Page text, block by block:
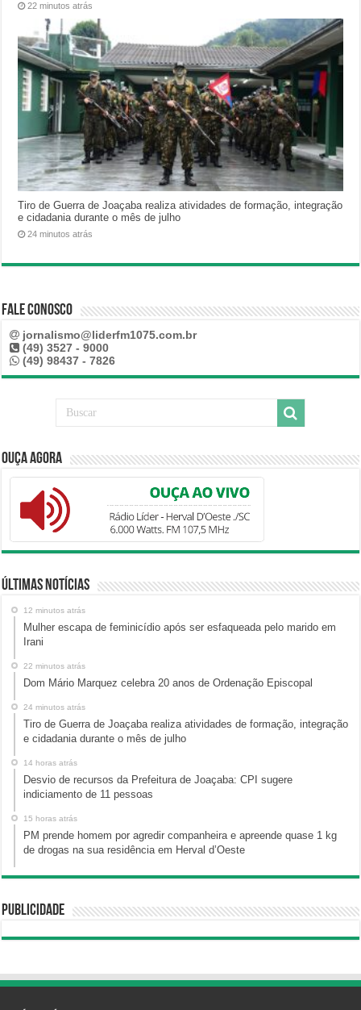
22 minutos atrás
Tiro de Guerra de Joaçaba realiza atividades de formação, integração
e cidadania durante o mês de julho
24 minutos atrás
Fale Conosco
jornalismo@liderfm1075.com.br
(49) 3527 - 9000
(49) 98437 - 7826
Ouça Agora
Últimas Notícias
12 minutos atrás
Mulher escapa de feminicídio após ser esfaqueada pelo marido em
Irani
22 minutos atrás
Dom Mário Marquez celebra 20 anos de Ordenação Episcopal
24 minutos atrás
Tiro de Guerra de Joaçaba realiza atividades de formação, integração
e cidadania durante o mês de julho
14 horas atrás
Desvio de recursos da Prefeitura de Joaçaba: CPI sugere
indiciamento de 11 pessoas
15 horas atrás
PM prende homem por agredir companheira e apreende quase 1 kg
de drogas na sua residência em Herval d’Oeste
Publicidade